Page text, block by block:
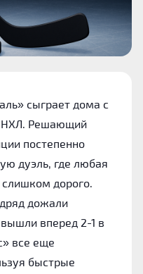
сыграет дома с
НХЛ. Решающий
постепенно
дуэль, где любая
дорого.
дожали
вперед 2-1 в
все еще
быстрые